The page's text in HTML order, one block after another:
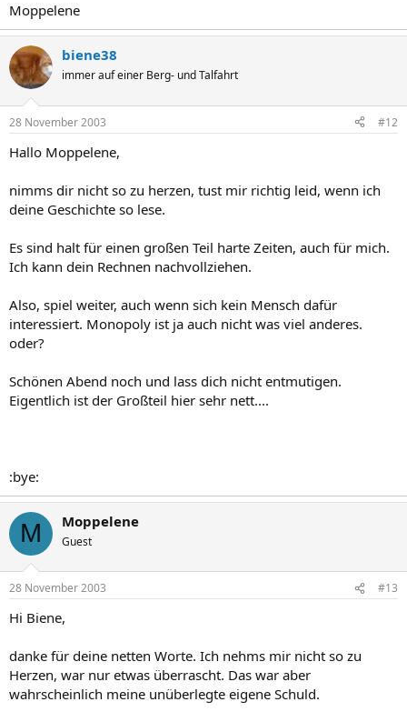
Moppelene
biene38
immer auf einer Berg- und Talfahrt
28 November 2003 #12
Hallo Moppelene,
nimms dir nicht so zu herzen, tust mir richtig leid, wenn ich
deine Geschichte so lese.
Es sind halt für einen großen Teil harte Zeiten, auch für mich.
Ich kann dein Rechnen nachvollziehen.
Also, spiel weiter, auch wenn sich kein Mensch dafür
interessiert. Monopoly ist ja auch nicht was viel anderes.
oder?
Schönen Abend noch und lass dich nicht entmutigen.
Eigentlich ist der Großteil hier sehr nett....
:bye:
M Moppelene
Guest
28 November 2003 #13
Hi Biene,
danke für deine netten Worte. Ich nehms mir nicht so zu
Herzen, war nur etwas überrascht. Das war aber
wahrscheinlich meine unüberlegte eigene Schuld.